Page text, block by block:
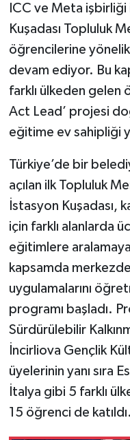
ICC ve Meta işbirliği
Kuşadası Topluluk
öğrencilerine
devam ediyor. Bu
farklı ülkeden gelen
Act Lead’ projesi
eğitime ev sahipliği
Türkiye’de bir
açılan ilk Topluluk
İstasyon Kuşadası,
için farklı alanlarda
eğitimlere
kapsamda
uygulamalarını
programı başladı.
Sürdürülebilir
İncirliova Gençlik
üyelerinin yanı sıra
İtalya gibi 5 farklı
15 öğrenci de katıldı.